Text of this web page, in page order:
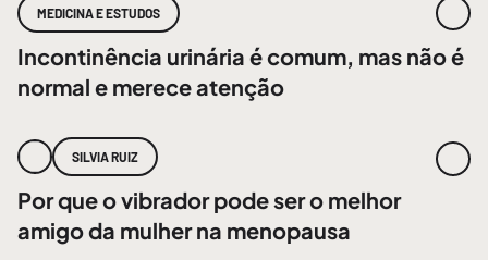
MEDICINA E ESTUDOS
Incontinência urinária é comum, mas não é
normal e merece atenção
SILVIA RUIZ
Por que o vibrador pode ser o melhor
amigo da mulher na menopausa